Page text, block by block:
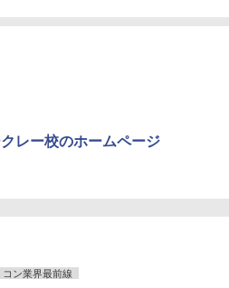
モノクロ版 39 (ジャンプ
スDIGITAL)
レー校のホームページ
ン業界最前線